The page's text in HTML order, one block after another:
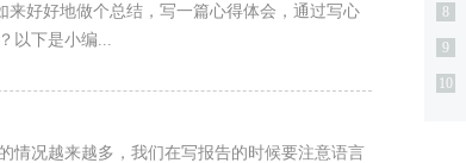
好好地做个总结，写一篇心得体会，通过写心
以下是小编...
情况越来越多，我们在写报告的时候要注意语言
8
9
10